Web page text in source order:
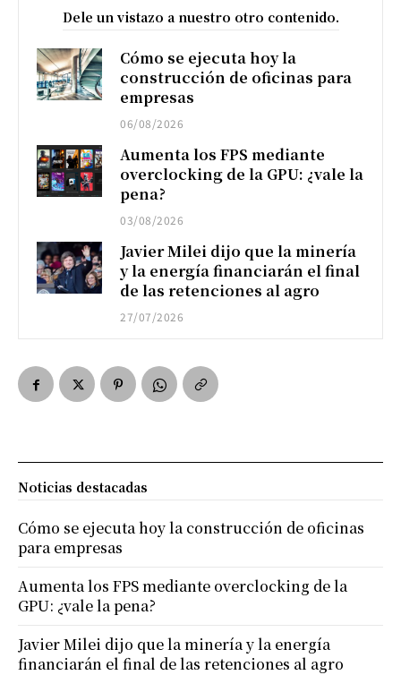
Dele un vistazo a nuestro otro contenido.
Cómo se ejecuta hoy la
construcción de oficinas para
empresas
06/08/2026
Aumenta los FPS mediante
overclocking de la GPU: ¿vale la
pena?
03/08/2026
Javier Milei dijo que la minería
y la energía financiarán el final
de las retenciones al agro
27/07/2026
Noticias destacadas
Cómo se ejecuta hoy la construcción de oficinas
para empresas
Aumenta los FPS mediante overclocking de la
GPU: ¿vale la pena?
Javier Milei dijo que la minería y la energía
financiarán el final de las retenciones al agro